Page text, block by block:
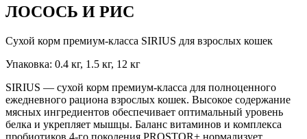
ЛОСОСЬ И РИС
Сухой корм премиум-класса SIRIUS для взрослых кошек
Упаковка: 0.4 кг, 1.5 кг, 12 кг
SIRIUS — сухой корм премиум-класса для полноценного
ежедневного рациона взрослых кошек. Высокое содержание
мясных ингредиентов обеспечивает оптимальный уровень
белка и укрепляет мышцы. Баланс витаминов и комплекса
пробиотиков 4-го поколения PROSTOR+ нормализует